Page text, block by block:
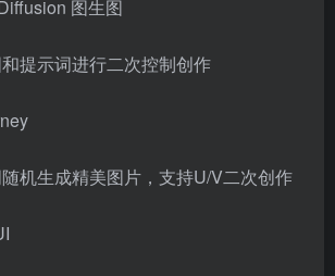
图生图
提示词进行二次控制创作
机生成精美图片，支持U/V二次创作